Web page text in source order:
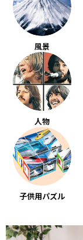
風景
人物
子供用パズル